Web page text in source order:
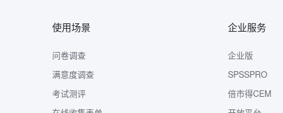
使用场景
问卷调查
满意度调查
考试测评
企业服务
企业版
SPSSPRO
倍市得CEM